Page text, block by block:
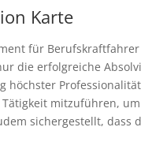
Karte
für
die erfolgreiche
mitzuführen,
sichergestellt,